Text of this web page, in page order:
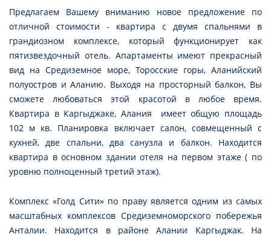
Предлагаем Вашему вниманию новое предложение по
отличной стоимости - квартира с двумя спальнями в
грандиозном комплексе, который функционирует как
пятизвездочный отель. Апартаменты имеют прекрасный
вид на Средиземное море, Торосские горы, Аланийский
полуостров и Аланию. Выходя на просторный балкон, Вы
сможете любоваться этой красотой в любое время.
Квартира в Каргыджаке, Алания имеет общую площадь
102 м кв. Планировка включает салон, совмещенный с
кухней, две спальни, два санузла и балкон. Находится
квартира в основном здании отеля на первом этаже ( по
уровню полноценный третий этаж).
Комплекс «Голд Сити» по праву является одним из самых
масштабных комплексов Средиземноморского побережья
Анталии. Находится в районе Алании Каргыджак. На